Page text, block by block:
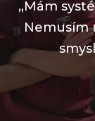
„Mám
Nemusím